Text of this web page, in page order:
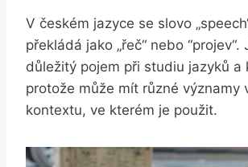
V českém jazyce se slovo
překládá jako „řeč“ ‍nebo ​“projev“.
důležitý ‍pojem při studiu jazyků a
protože může mít různé⁤ významy
kontextu, ve kterém je použit.